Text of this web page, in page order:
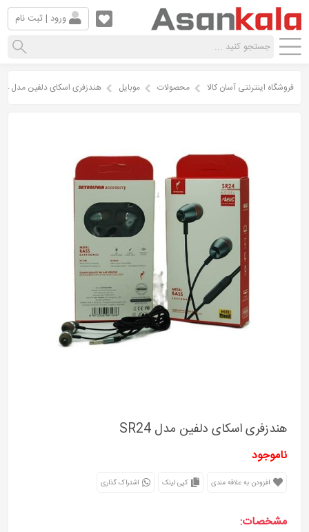
ورود | ثبت نام
فروشگاه اینترنتی آسان کالا محصولات موبایل هندزفری اسکای دلفین مدل SR24
هندزفری اسکای دلفین مدل SR24
ناموجود
افزودن به علاقه مندی کپی لینک اشتراک گذاری
مشخصات: